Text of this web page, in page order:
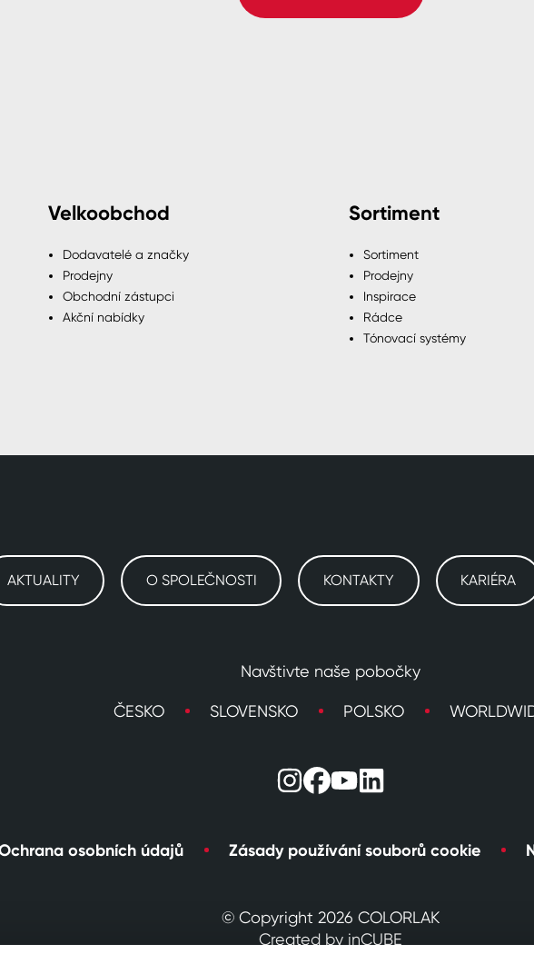
Velkoobchod
Dodavatelé a značky
Prodejny
Obchodní zástupci
Akční nabídky
Sortiment
Sortiment
Prodejny
Inspirace
Rádce
Tónovací systémy
AKTUALITY O SPOLEČNOSTI KONTAKTY KARIÉRA
Navštivte naše pobočky
ČESKO SLOVENSKO POLSKO
osobních údajů Zásady používání souborů cookie
© Copyright 2026 COLORLAK
Created by inCUBE